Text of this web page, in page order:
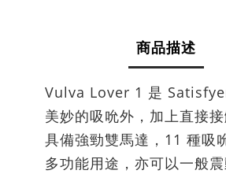
商品描述
Vulva Lover 1 是
美妙的吸吮外，加上直接
具備強勁雙馬達，11 種吸
多功能用途，亦可以一般震